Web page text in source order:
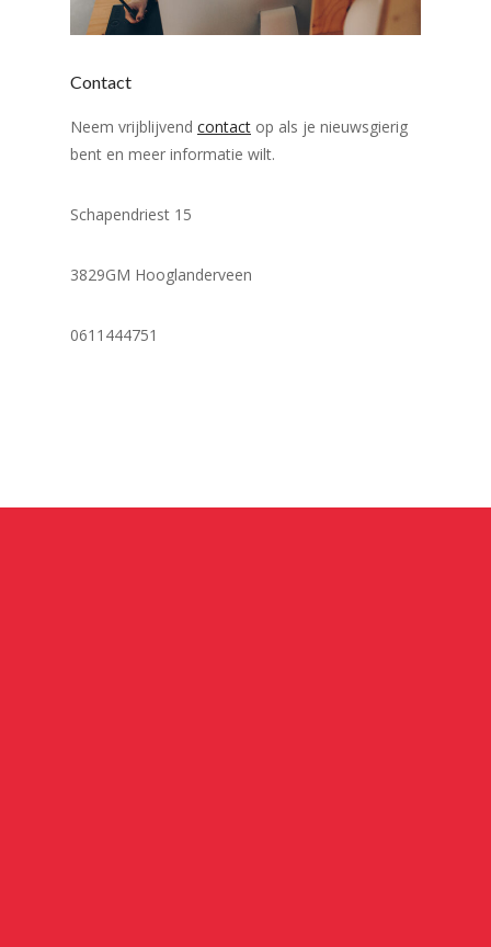
Contact
Neem vrijblijvend contact op als je nieuwsgierig
bent en meer informatie wilt.
Schapendriest 15
3829GM Hooglanderveen
0611444751